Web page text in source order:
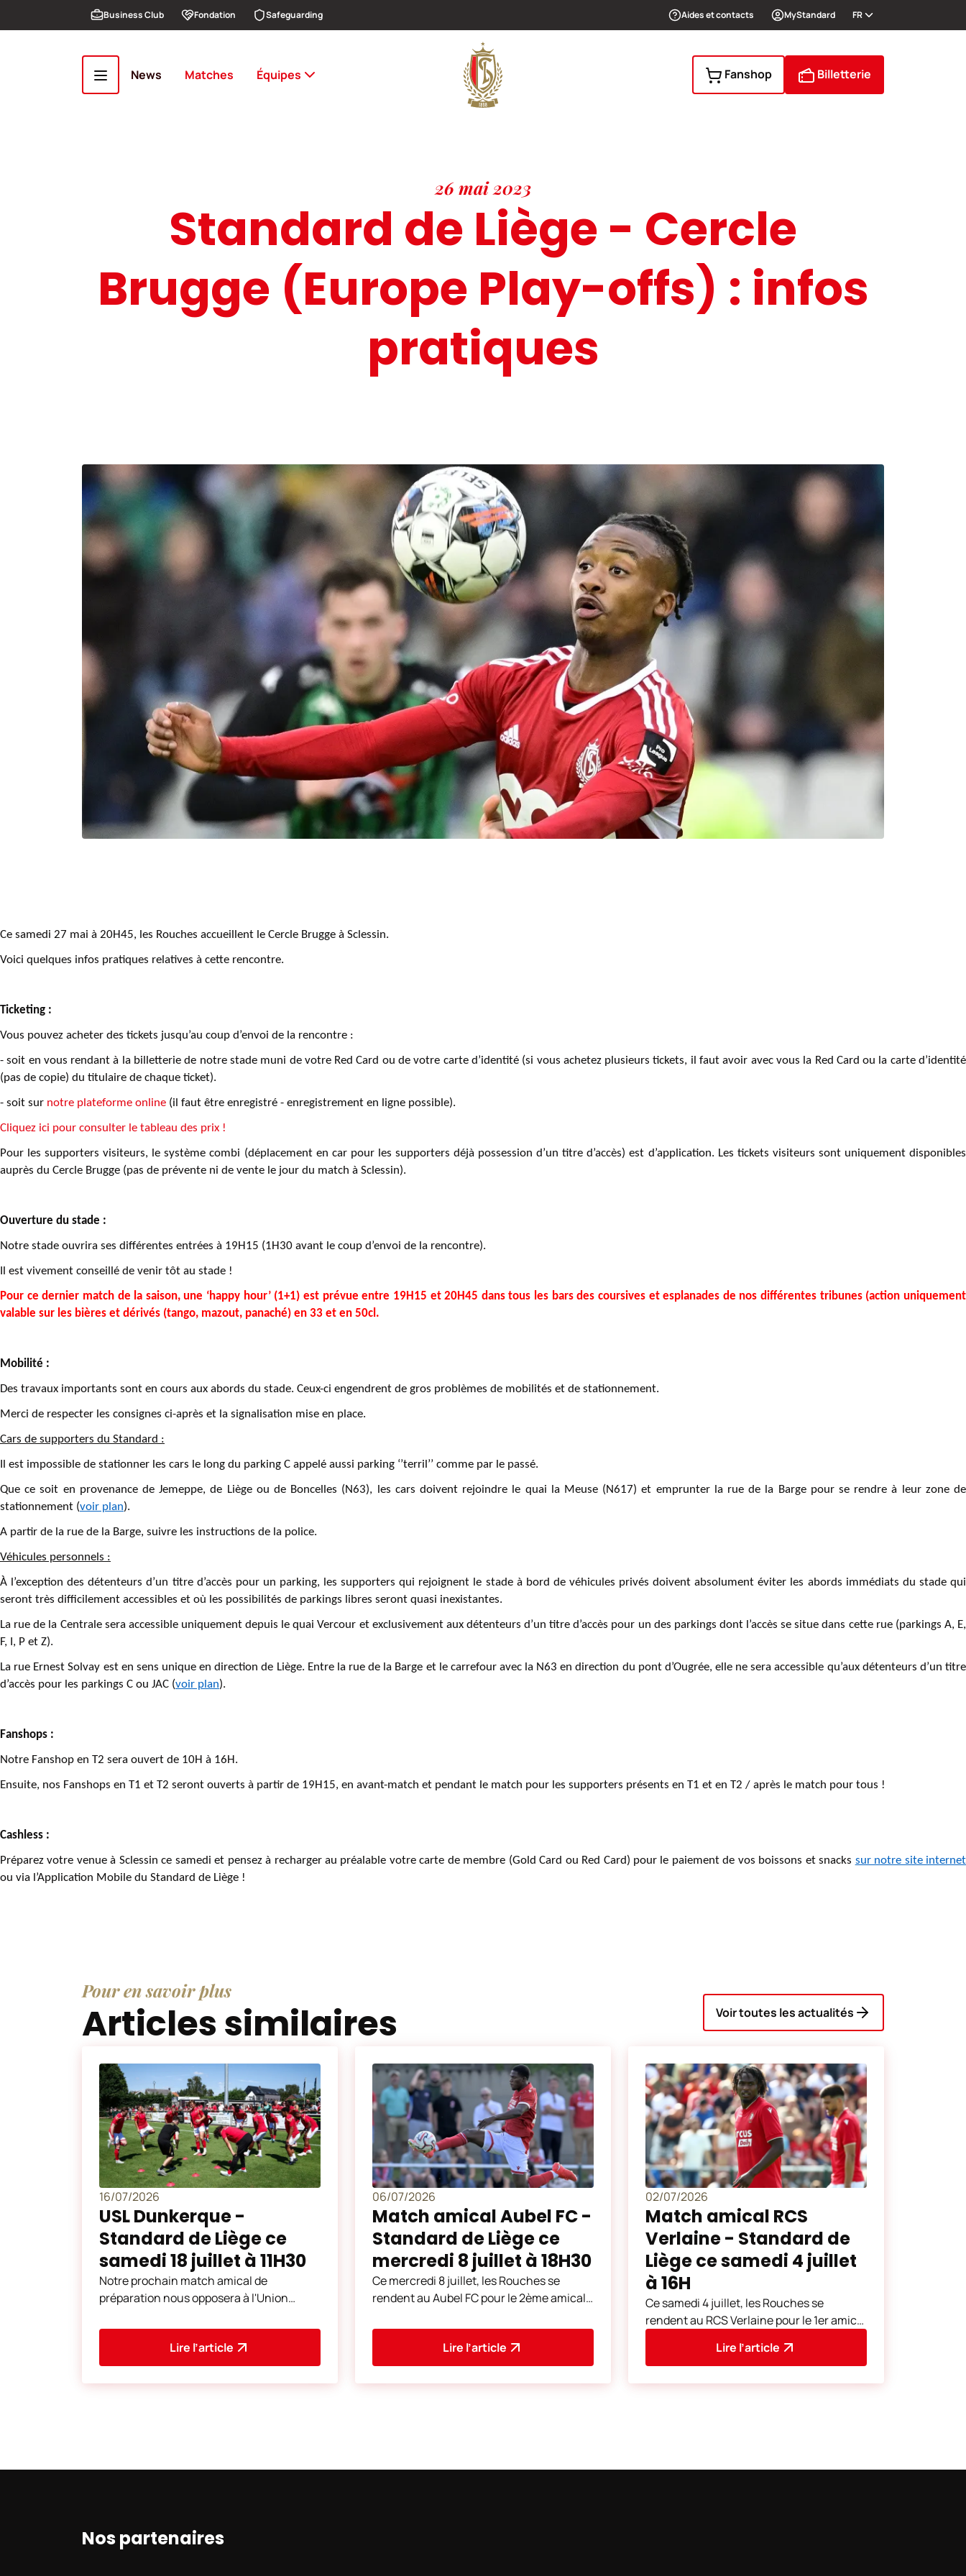
Aller au contenu principalBusiness Club Fondation Safeguarding Aides et contacts MyStandard FR
News Matches Équipes Fanshop Billetterie
26 mai 2023
Standard de Liège - Cercle
Brugge (Europe Play-offs) : infos
pratiques
Ce samedi 27 mai à 20H45, les Rouches accueillent le Cercle Brugge à Sclessin.
Voici quelques infos pratiques relatives à cette rencontre.
Ticketing :
Vous pouvez acheter des tickets jusqu’au coup d’envoi de la rencontre :
- soit en vous rendant à la billetterie de notre stade muni de votre Red Card ou de votre carte d’identité (si vous achetez plusieurs tickets, il faut avoir avec vous la Red Card ou la carte d’identité
(pas de copie) du titulaire de chaque ticket).
- soit sur notre plateforme online (il faut être enregistré - enregistrement en ligne possible).
Cliquez ici pour consulter le tableau des prix !
Pour les supporters visiteurs, le système combi (déplacement en car pour les supporters déjà possession d’un titre d’accès) est d’application. Les tickets visiteurs sont uniquement disponibles
auprès du Cercle Brugge (pas de prévente ni de vente le jour du match à Sclessin).
Ouverture du stade :
Notre stade ouvrira ses différentes entrées à 19H15 (1H30 avant le coup d’envoi de la rencontre).
Il est vivement conseillé de venir tôt au stade !
Pour ce dernier match de la saison, une ‘happy hour’ (1+1) est prévue entre 19H15 et 20H45 dans tous les bars des coursives et esplanades de nos différentes tribunes (action uniquement
valable sur les bières et dérivés (tango, mazout, panaché) en 33 et en 50cl.
Mobilité :
Des travaux importants sont en cours aux abords du stade. Ceux-ci engendrent de gros problèmes de mobilités et de stationnement.
Merci de respecter les consignes ci-après et la signalisation mise en place.
Cars de supporters du Standard :
Il est impossible de stationner les cars le long du parking C appelé aussi parking ‘’terril’’ comme par le passé.
Que ce soit en provenance de Jemeppe, de Liège ou de Boncelles (N63), les cars doivent rejoindre le quai la Meuse (N617) et emprunter la rue de la Barge pour se rendre à leur zone de
stationnement (voir plan).
A partir de la rue de la Barge, suivre les instructions de la police.
Véhicules personnels :
À l’exception des détenteurs d’un titre d’accès pour un parking, les supporters qui rejoignent le stade à bord de véhicules privés doivent absolument éviter les abords immédiats du stade qui
seront très difficilement accessibles et où les possibilités de parkings libres seront quasi inexistantes.
La rue de la Centrale sera accessible uniquement depuis le quai Vercour et exclusivement aux détenteurs d’un titre d’accès pour un des parkings dont l’accès se situe dans cette rue (parkings A, E,
F, I, P et Z).
La rue Ernest Solvay est en sens unique en direction de Liège. Entre la rue de la Barge et le carrefour avec la N63 en direction du pont d’Ougrée, elle ne sera accessible qu’aux détenteurs d’un titre
d’accès pour les parkings C ou JAC (voir plan).
Fanshops :
Notre Fanshop en T2 sera ouvert de 10H à 16H.
Ensuite, nos Fanshops en T1 et T2 seront ouverts à partir de 19H15, en avant-match et pendant le match pour les supporters présents en T1 et en T2 / après le match pour tous !
Cashless :
Préparez votre venue à Sclessin ce samedi et pensez à recharger au préalable votre carte de membre (Gold Card ou Red Card) pour le paiement de vos boissons et snacks sur notre site internet
ou via l’Application Mobile du Standard de Liège !
Pour en savoir plus
Articles similaires Voir toutes les actualités
16/07/2026
USL Dunkerque -
Standard de Liège ce
samedi 18 juillet à 11H30
Notre prochain match amical de
préparation nous opposera à l'Union
Ligue 2 française. Cette
Lire l’article
06/07/2026
Match amical Aubel FC -
Standard de Liège ce
mercredi 8 juillet à 18H30
Ce mercredi 8 juillet, les Rouches se
rendent au Aubel FC pour le 2ème amical
L'adresse du
Lire l’article
02/07/2026
Match amical RCS
Verlaine - Standard de
Liège ce samedi 4 juillet
à 16H
Ce samedi 4 juillet, les Rouches se
rendent au RCS Verlaine pour le 1er amical
Lire l’article
Nos partenaires